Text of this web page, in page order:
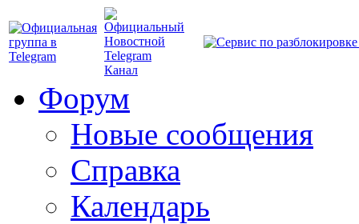
Форум
Новые сообщения
Справка
Календарь